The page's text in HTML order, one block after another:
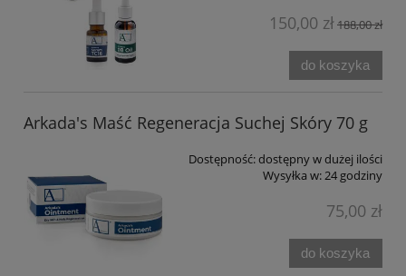
150,00 zł188,00 zł
do koszyka
Arkada's Maść Regeneracja Suchej Skóry 70 g
Dostępność:dostępny w dużej ilości
Wysyłka w:24 godziny
75,00 zł
do koszyka